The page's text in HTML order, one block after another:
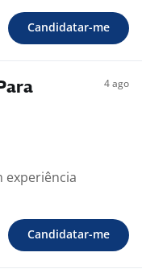
Candidatar-me
4 ago
experiência
Candidatar-me